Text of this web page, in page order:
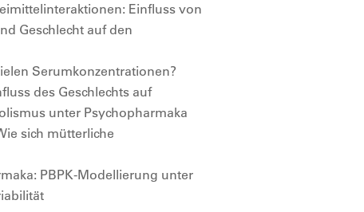
Einfluss von
Geschlecht auf den
Serumkonzentrationen?
des Geschlechts auf
unter Psychopharmaka
sich mütterliche
PBPK-Modellierung unter